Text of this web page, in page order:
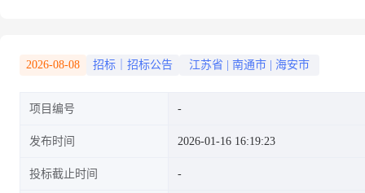
2026-08-08 招标｜招标公告 江苏省 南通市 海安市
项目编号
发布时间 2026-01-16 16:19:23
投标截止时间